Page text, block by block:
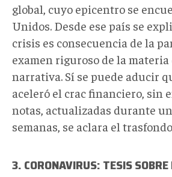
global, cuyo epicentro se
Unidos. Desde ese país se
crisis es consecuencia de la
examen riguroso de la
narrativa. Sí se puede aducir
aceleró el crac financiero, sin
notas, actualizadas durante
semanas, se aclara el
3. CORONAVIRUS: TESIS